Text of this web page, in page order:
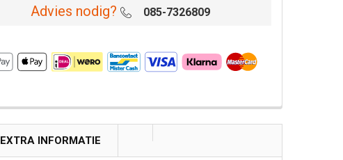
Advies nodig? 085-7326809
EXTRA INFORMATIE